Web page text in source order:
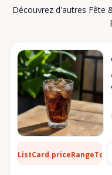
Découvrez d'autres Fête
ListCard.priceRangeTo